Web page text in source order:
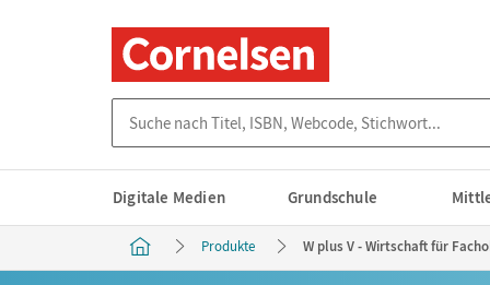
Digitale Medien Grundschule
Produkte W plus V - Wirtschaft für